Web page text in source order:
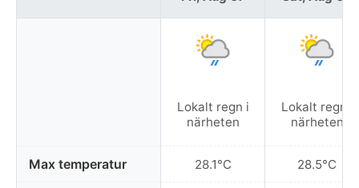
Max temperatur
Lokalt regn i
närheten
28.1°C
Lokalt regn i
närheten
28.5°C